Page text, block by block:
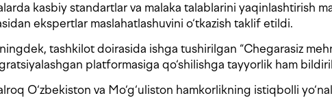
kasbiy standartlar va malaka talablarini yaqinlashtirish
ekspertlar maslahatlashuvini o‘tkazish taklif etildi.
tashkilot doirasida ishga tushirilgan “Chegarasiz
platformasiga qo‘shilishga tayyorlik ham
O‘zbekiston va Mo‘g‘uliston hamkorlikning istiqbolli